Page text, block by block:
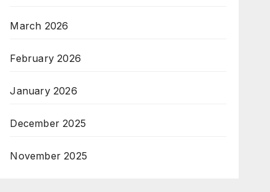
March 2026
February 2026
January 2026
December 2025
November 2025